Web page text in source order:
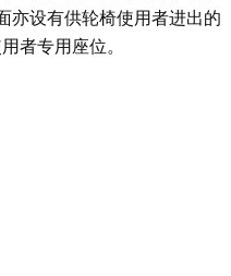
亦设有供轮椅使用者进出的
者专用座位。